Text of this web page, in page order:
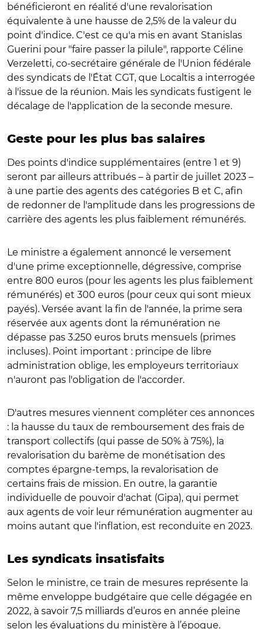
bénéficieront en réalité d'une revalorisation
équivalente à une hausse de 2,5% de la valeur du
point d'indice. C'est ce qu'a mis en avant Stanislas
Guerini pour "faire passer la pilule", rapporte Céline
Verzeletti, co-secrétaire générale de l'Union fédérale
des syndicats de l'État CGT, que Localtis a interrogée
à l'issue de la réunion. Mais les syndicats fustigent le
décalage de l'application de la seconde mesure.
Geste pour les plus bas salaires
Des points d'indice supplémentaires (entre 1 et 9)
seront par ailleurs attribués – à partir de juillet 2023 –
à une partie des agents des catégories B et C, afin
de redonner de l'amplitude dans les progressions de
carrière des agents les plus faiblement rémunérés.
Le ministre a également annoncé le versement
d'une prime exceptionnelle, dégressive, comprise
entre 800 euros (pour les agents les plus faiblement
rémunérés) et 300 euros (pour ceux qui sont mieux
payés). Versée avant la fin de l'année, la prime sera
réservée aux agents dont la rémunération ne
dépasse pas 3.250 euros bruts mensuels (primes
incluses). Point important : principe de libre
administration oblige, les employeurs territoriaux
n'auront pas l'obligation de l'accorder.
D'autres mesures viennent compléter ces annonces
: la hausse du taux de remboursement des frais de
transport collectifs (qui passe de 50% à 75%), la
revalorisation du barème de monétisation des
comptes épargne-temps, la revalorisation de
certains frais de mission. En outre, la garantie
individuelle de pouvoir d'achat (Gipa), qui permet
aux agents de voir leur rémunération augmenter au
moins autant que l'inflation, est reconduite en 2023.
Les syndicats insatisfaits
Selon le ministre, ce train de mesures représente la
même enveloppe budgétaire que celle dégagée en
2022, à savoir 7,5 milliards d’euros en année pleine
selon les évaluations du ministère à l’époque.